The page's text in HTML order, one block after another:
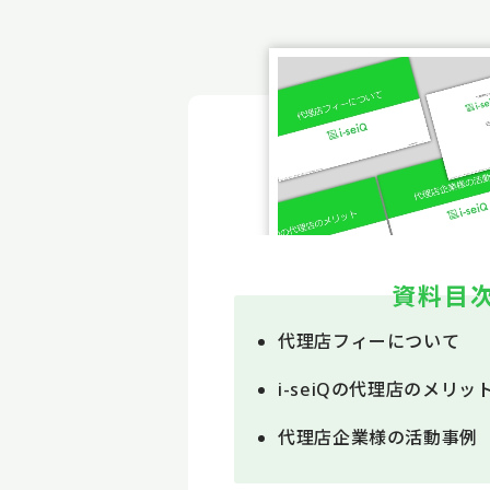
資料目
代理店フィーについて
i-seiQの代理店のメリッ
代理店企業様の活動事例